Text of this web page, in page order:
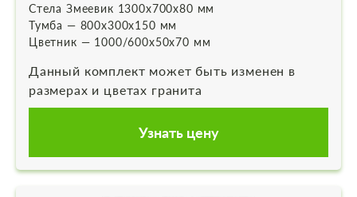
Стела Змеевик 1300х700х80 мм
Тумба — 800х300х150 мм
Цветник — 1000/600х50х70 мм
Данный комплект может быть изменен в
размерах и цветах гранита
Узнать цену